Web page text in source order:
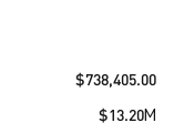
$738,405.00
$13.20M